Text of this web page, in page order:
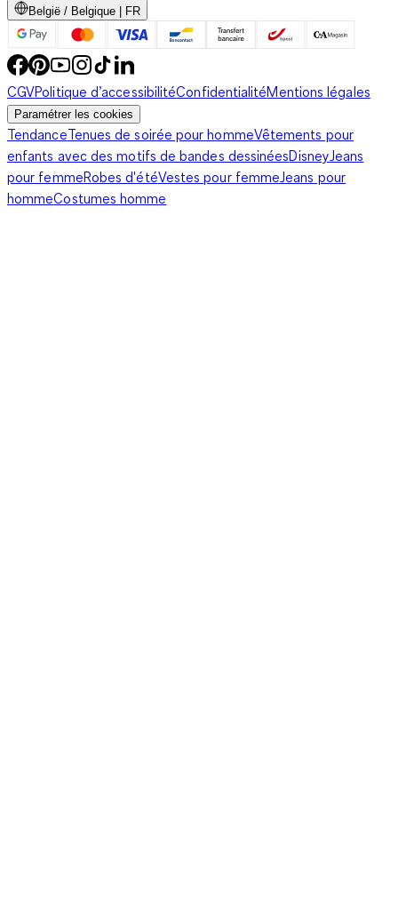
België / Belgique | FR
CGVPolitique d’accessibilitéConfidentialitéMentions légales
Paramétrer les cookies
TendanceTenues de soirée pour hommeVêtements pour
enfants avec des motifs de bandes dessinéesDisneyJeans
pour femmeRobes d'étéVestes pour femmeJeans pour
hommeCostumes homme